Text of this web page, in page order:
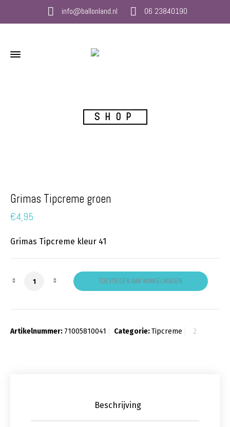
info@ballonland.nl 06 23840190
SHOP
Grimas Tipcreme groen
€4,95
Grimas Tipcreme kleur 41
Grimas Tipcreme groen aantalTOEVOEGEN AAN WINKELWAGEN
Artikelnummer: 71005810041 Categorie:Tipcreme
Beschrijving